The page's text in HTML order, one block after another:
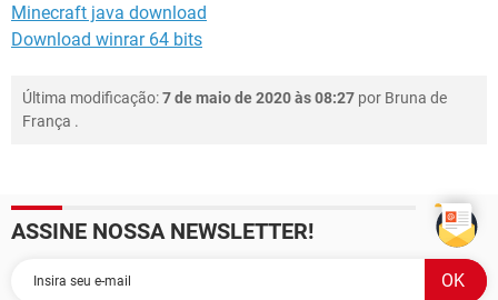
Minecraft java download
Download winrar 64 bits
Última modificação:7 de maio de 2020 às 08:27 por Bruna de
França .
ASSINE NOSSA NEWSLETTER!